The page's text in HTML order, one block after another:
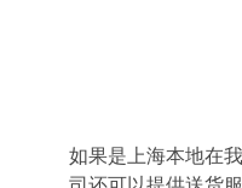
如果是上海本地在